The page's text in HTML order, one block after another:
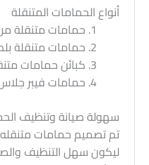
أنواع الحمامات المتنقلة
حمامات متنقلة
حمامات متنقلة
كبائن حمامات
حمامات فيبر
سهولة صيانة وتنظيف
تم تصميم حمامات
ليكون سهل التنظيف